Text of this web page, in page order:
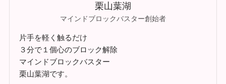
栗山葉湖
マインドブロックバスター創始者
片手を軽く触るだけ
３分で１個心のブロック解除
マインドブロックバスター
栗山葉湖です。